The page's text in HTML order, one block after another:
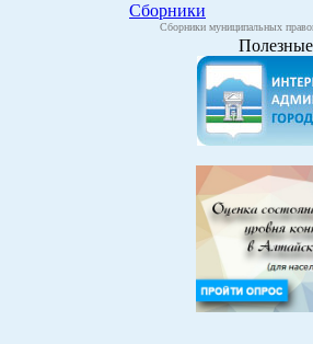
Сборники
Сборники муниципальных